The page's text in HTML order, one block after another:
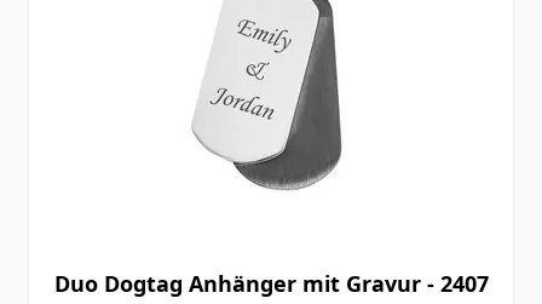
Duo Dogtag Anhänger mit Gravur - 2407